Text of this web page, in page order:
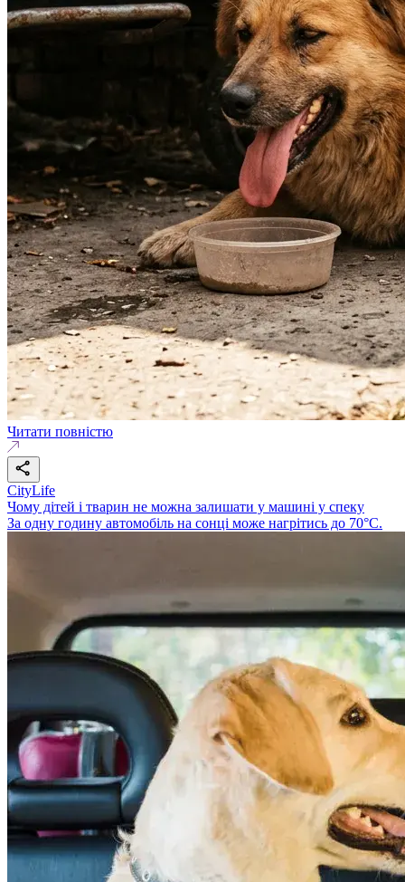
Читати повністю
CityLife
Чому дітей і тварин не можна залишати у машині у спеку
За одну годину автомобіль на сонці може нагрітись до 70°C.